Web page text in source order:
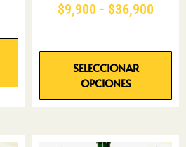
$9,900 - $36,900
SELECCIONAR
OPCIONES